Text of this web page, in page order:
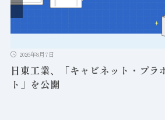
2026年8月7日
日東工業、「キャビネット・プラ
ト」を公開